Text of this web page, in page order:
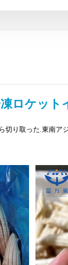
ロケット
切り取った.東南ア